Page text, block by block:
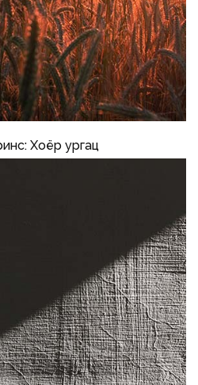
Хоёр ургац